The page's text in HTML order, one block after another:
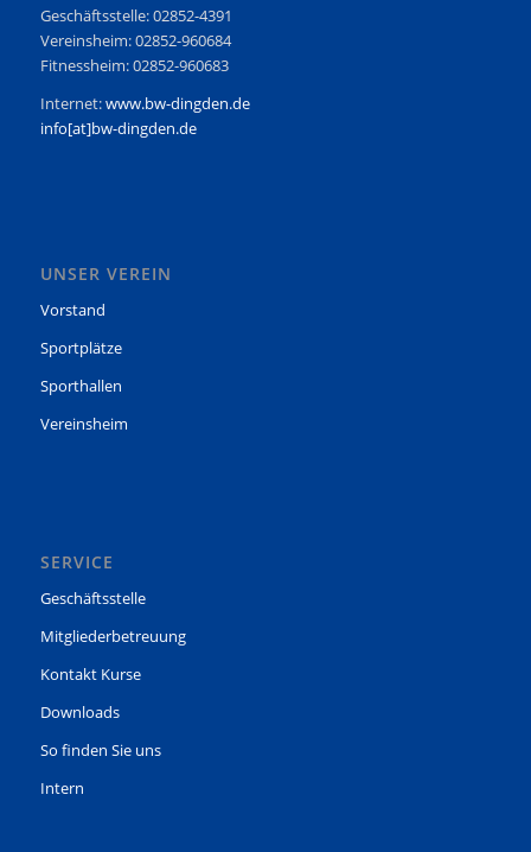
Geschäftsstelle: 02852-4391
Vereinsheim: 02852-960684
Fitnessheim: 02852-960683
Internet:www.bw-dingden.de
info[at]bw-dingden.de
UNSER VEREIN
Vorstand
Sportplätze
Sporthallen
Vereinsheim
SERVICE
Geschäftsstelle
Mitgliederbetreuung
Kontakt Kurse
Downloads
So finden Sie uns
Intern